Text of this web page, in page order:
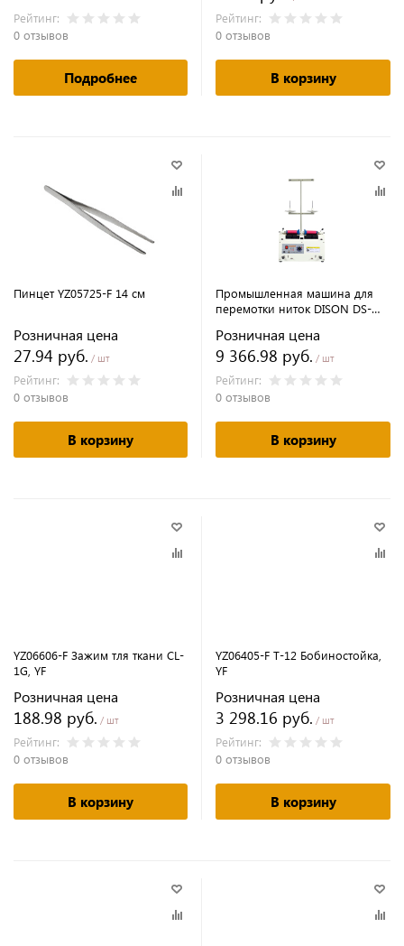
Рейтинг:
0 отзывов
Подробнее
Рейтинг:
0 отзывов
В корзину
Пинцет YZ05725-F 14 см
Розничная цена
27.94 руб. / шт
Рейтинг:
0 отзывов
В корзину
Промышленная машина для
перемотки ниток DISON DS-
Розничная цена
9 366.98 руб. / шт
Рейтинг:
0 отзывов
В корзину
YZ06606-F Зажим тля ткани CL-
1G, YF
Розничная цена
188.98 руб. / шт
Рейтинг:
0 отзывов
В корзину
YZ06405-F T-12 Бобиностойка,
YF
Розничная цена
3 298.16 руб. / шт
Рейтинг:
0 отзывов
В корзину